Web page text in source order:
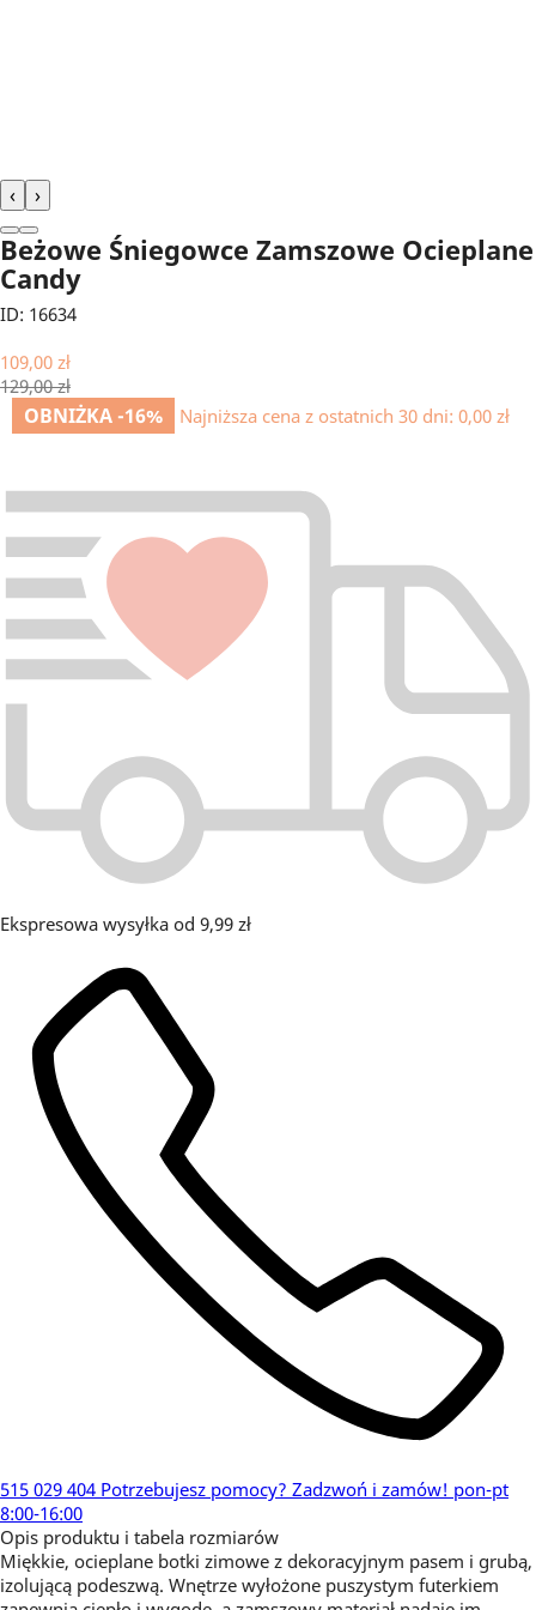
‹ ›
Beżowe Śniegowce Zamszowe Ocieplane
Candy
ID: 16634
109,00 zł
129,00 zł
OBNIŻKA -16% Najniższa cena z ostatnich 30 dni: 0,00 zł
Ekspresowa wysyłka od 9,99 zł
515 029 404 Potrzebujesz pomocy? Zadzwoń i zamów! pon-pt
8:00-16:00
Opis produktu i tabela rozmiarów
Miękkie, ocieplane botki zimowe z dekoracyjnym pasem i grubą,
izolującą podeszwą. Wnętrze wyłożone puszystym futerkiem